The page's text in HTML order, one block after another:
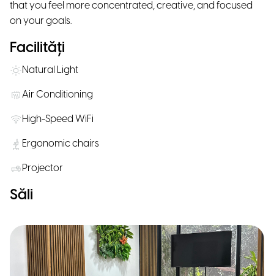
that you feel more concentrated, creative, and focused
on your goals.
Facilități
Natural Light
Air Conditioning
High-Speed WiFi
Ergonomic chairs
Projector
Săli